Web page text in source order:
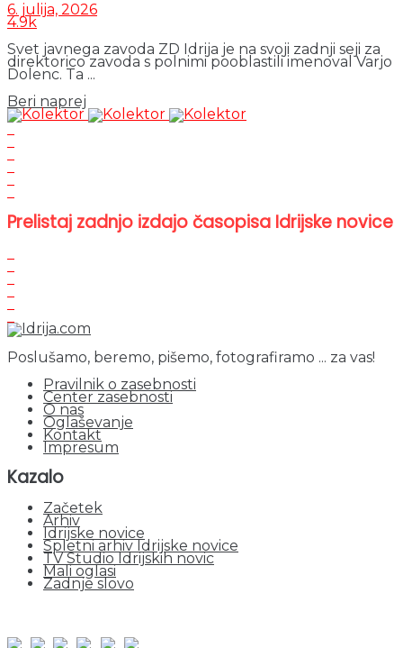
6. julija, 2026
4.9k
Svet javnega zavoda ZD Idrija je na svoji zadnji seji za
direktorico zavoda s polnimi pooblastili imenoval Varjo
Dolenc. Ta ...
Beri naprej
Prelistaj zadnjo izdajo časopisa Idrijske novice
Poslušamo, beremo, pišemo, fotografiramo ... za vas!
Pravilnik o zasebnosti
Center zasebnosti
O nas
Oglaševanje
Kontakt
Impresum
Kazalo
Začetek
Arhiv
Idrijske novice
Spletni arhiv Idrijske novice
TV Studio Idrijskih novic
Mali oglasi
Zadnje slovo